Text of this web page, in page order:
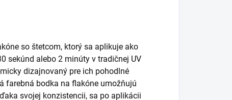
so štetcom, ktorý sa aplikuje ako
sekúnd alebo 2 minúty v tradičnej UV
dizajnovaný pre ich pohodlné
farebná bodka na flakóne umožňujú
svojej konzistencii, sa po aplikácii